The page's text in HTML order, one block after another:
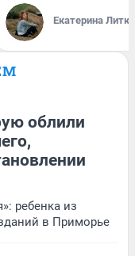
Екатерина
облили
ребенка из
в Приморье